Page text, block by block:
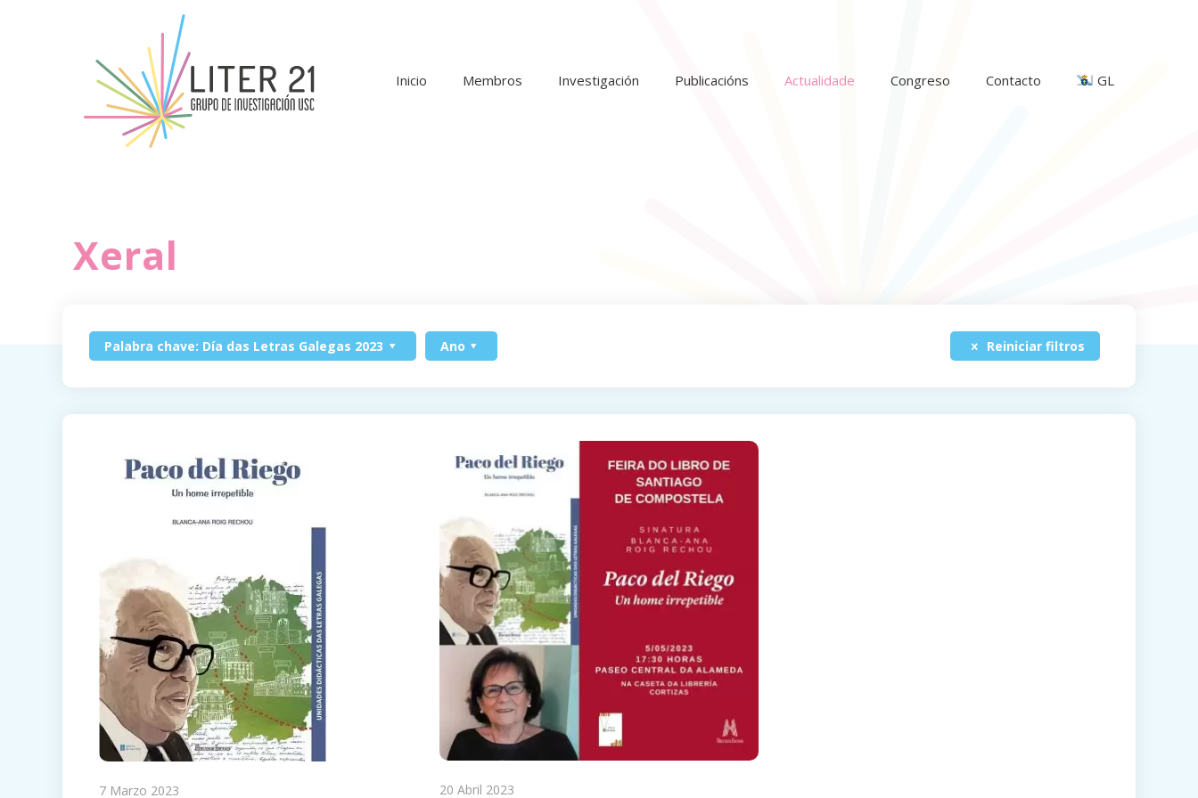
Inicio Membros Investigación Publicacións Actualidade Congreso Contacto GL
Xeral
Palabra chave: Día das Letras Galegas 2023 Ano Reiniciar filtros
7 Marzo 2023 20 Abril 2023